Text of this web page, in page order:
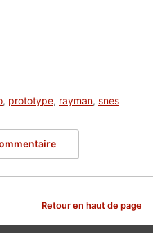
, prototype, rayman, snes
Retour en haut de page